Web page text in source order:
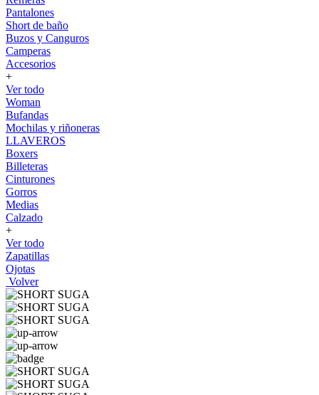
Pantalones
Short de baño
Buzos y Canguros
Camperas
Accesorios
+
Ver todo
Woman
Bufandas
Mochilas y riñoneras
LLAVEROS
Boxers
Billeteras
Cinturones
Gorros
Medias
Calzado
+
Ver todo
Zapatillas
Ojotas
Volver